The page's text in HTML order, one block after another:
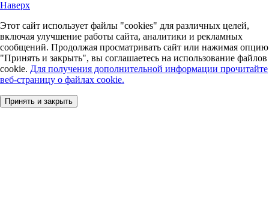
Наверх
Этот сайт использует файлы "cookies" для различных целей,
включая улучшение работы сайта, аналитики и рекламных
сообщений. Продолжая просматривать сайт или нажимая опцию
"Принять и закрыть", вы соглашаетесь на использование файлов
cookie. Для получения дополнительной информации прочитайте
веб-страницу о файлах cookie.
Принять и закрыть